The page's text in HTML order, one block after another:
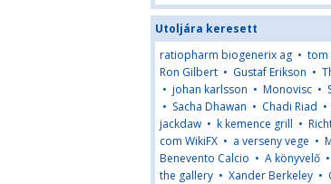
Utoljára keresett
ratiopharm biogenerix ag • tom
Ron Gilbert • Gustaf Erikson •
• johan karlsson • Monovisc •
• Sacha Dhawan • Chadi Riad •
jackdaw • k kemence grill •
com WikiFX • a verseny vege •
Benevento Calcio • A könyvelő •
the gallery • Xander Berkeley •